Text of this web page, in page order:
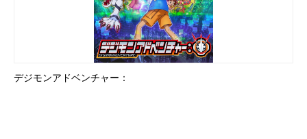
デジモンアドベンチャー：